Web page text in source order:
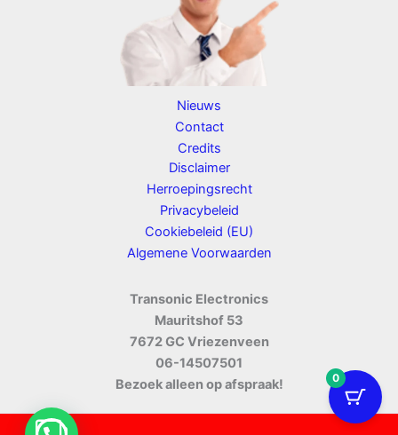
Nieuws
Contact
Credits
Disclaimer
Herroepingsrecht
Privacybeleid
Cookiebeleid (EU)
Algemene Voorwaarden
Transonic Electronics
Mauritshof 53
7672 GC Vriezenveen
06-14507501
Bezoek alleen op afspraak!
0